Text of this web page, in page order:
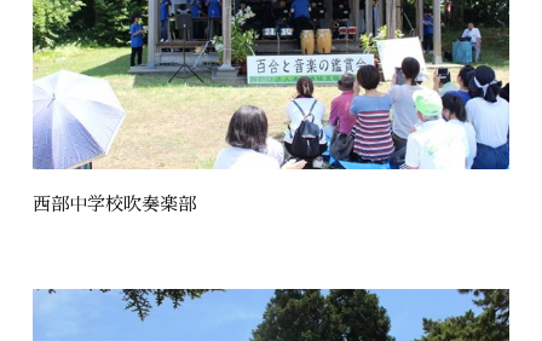
西部中学校吹奏楽部